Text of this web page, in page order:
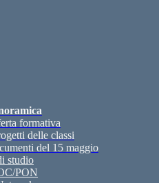
formativa
delle classi
del 15 maggio
studio
PON